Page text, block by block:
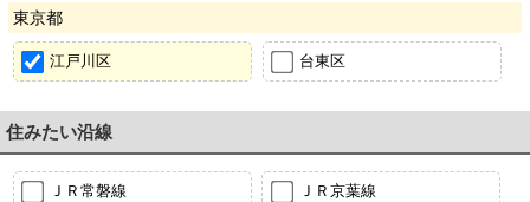
東京都
江戸川区 台東区
住みたい沿線
ＪＲ常磐線 ＪＲ京葉線